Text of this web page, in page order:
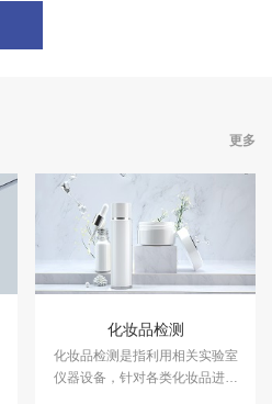
更多
化妆品检测
化妆品检测是指利用相关实验室
仪器设备，针对各类化妆品进行